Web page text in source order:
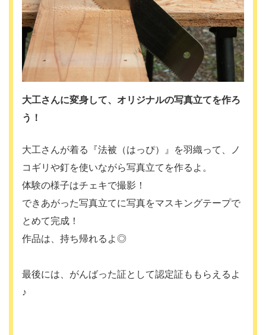
大工さんに変身して、オリジナルの写真立てを作ろ
う！
大工さんが着る『法被（はっぴ）』を羽織って、ノ
コギリや釘を使いながら写真立てを作るよ。
体験の様子はチェキで撮影！
できあがった写真立てに写真をマスキングテープで
とめて完成！
作品は、持ち帰れるよ◎
最後には、がんばった証として認定証ももらえるよ
♪